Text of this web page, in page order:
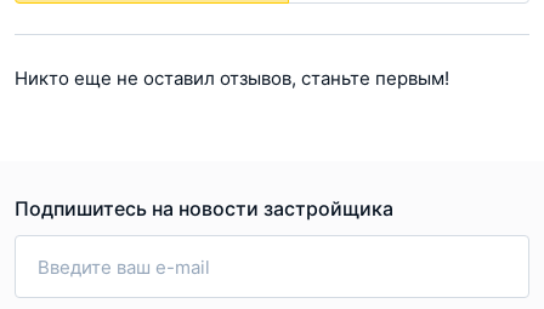
Никто еще не оставил отзывов, станьте первым!
Подпишитесь на новости застройщика